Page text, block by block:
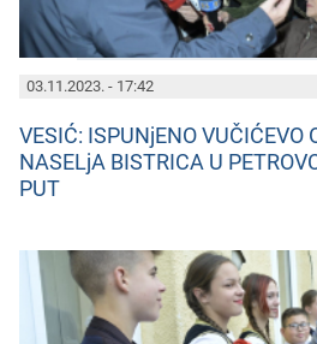
03.11.2023. - 17:42
VESIĆ: ISPUNjENO VUČIĆEVO
NASELjA BISTRICA U
PUT